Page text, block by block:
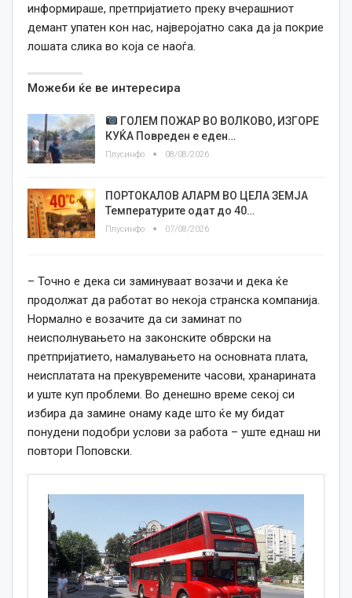
информираше, претпријатието преку вчерашниот
демант упатен кон нас, најверојатно сака да ја покрие
лошата слика во која се наоѓа.
Можеби ќе ве интересира
ГОЛЕМ ПОЖАР ВО ВОЛКОВО, ИЗГОРЕ
КУЌА Повреден е еден…
Плусинфо 08/08/2026
ПОРТОКАЛОВ АЛАРМ ВО ЦЕЛА ЗЕМЈА
Температурите одат до 40…
Плусинфо 07/08/2026
– Точно е дека си заминуваат возачи и дека ќе
продолжат да работат во некоја странска компанија.
Нормално е возачите да си заминат по
неисполнувањето на законските обврски на
претпријатието, намалувањето на основната плата,
неисплатата на прекувремените часови, хранарината
и уште куп проблеми. Во денешно време секој си
избира да замине онаму каде што ќе му бидат
понудени подобри услови за работа – уште еднаш ни
повтори Поповски.